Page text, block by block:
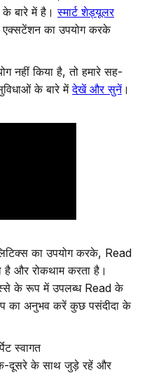
बारे में है।स्मार्ट शेड्यूलर
का उपयोग करके
नहीं किया है, तो हमारे सह-
के बारे मेंदेखें और सुनें।
का उपयोग करके, Read
है और रोकथाम करता है।
के रूप में उपलब्ध Read के
का अनुभव करें कुछ पसंदीदा के
स्वागत
दूसरे के साथ जुड़े रहें और